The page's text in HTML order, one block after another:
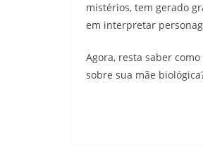
mistérios, tem gerado
em interpretar
Agora, resta saber
sobre sua mãe